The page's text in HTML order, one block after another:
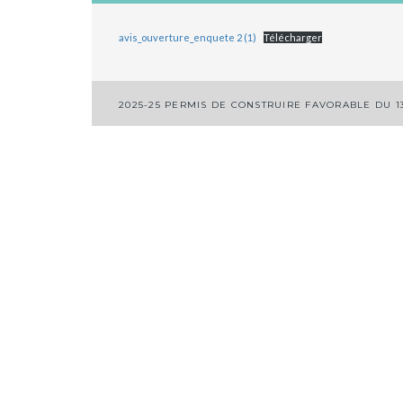
avis_ouverture_enquete 2 (1) Télécharger
Navigation
2025-25 PERMIS DE CONSTRUIRE FAVORABLE DU